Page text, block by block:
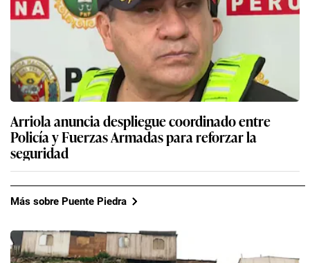
Arriola anuncia despliegue coordinado entre
Policía y Fuerzas Armadas para reforzar la
seguridad
Más sobre Puente Piedra